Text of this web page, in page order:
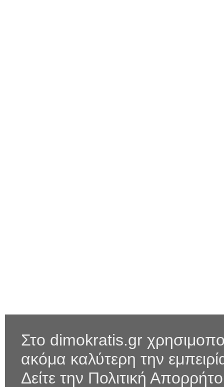
Στο dimokratis.gr
ακόμα καλύτερη την
Δείτε την Πολιτική